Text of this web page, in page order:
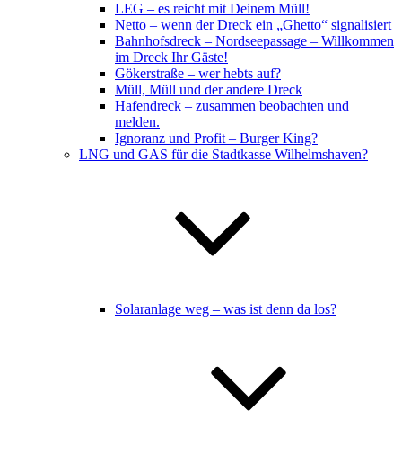
LEG – es reicht mit Deinem Müll!
Netto – wenn der Dreck ein „Ghetto“ signalisiert
Bahnhofsdreck – Nordseepassage – Willkommen
im Dreck Ihr Gäste!
Gökerstraße – wer hebts auf?
Müll, Müll und der andere Dreck
Hafendreck – zusammen beobachten und
melden.
Ignoranz und Profit – Burger King?
LNG und GAS für die Stadtkasse Wilhelmshaven?
Solaranlage weg – was ist denn da los?